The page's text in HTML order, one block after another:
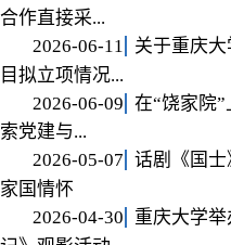
合作直接采...
2026-06-11
关于重庆
目拟立项情况...
2026-06-09
在“饶家院
索党建与...
2026-05-07
话剧《国
家国情怀
2026-04-30
重庆大学